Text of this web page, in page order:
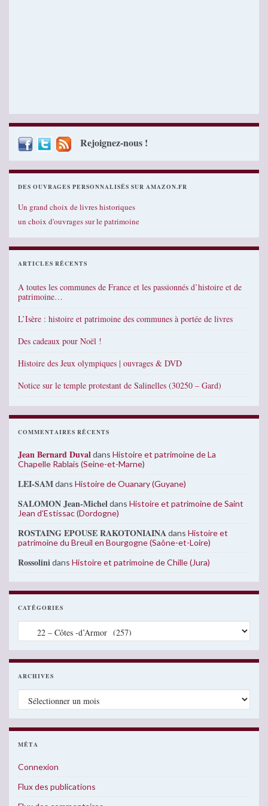
Rejoignez-nous !
DES OUVRAGES PERSONNALISÉS SUR AMAZON.FR
Un grand choix de livres historiques
un choix d'ouvrages sur le patrimoine
ARTICLES RÉCENTS
A toutes les communes de France et les passionnés d’histoire et de
patrimoine…
L’Isère : histoire et patrimoine des communes à portée de livres
Des cadeaux pour Noël !
Histoire des Jeux olympiques | ouvrages & DVD
Notice sur le temple protestant de Salinelles (30250 – Gard)
COMMENTAIRES RÉCENTS
Jean Bernard Duvaldans Histoire et patrimoine de La
Chapelle Rablais (Seine-et-Marne)
LEI-SAMdans Histoire de Ouanary (Guyane)
SALOMON Jean-Micheldans Histoire et patrimoine de Saint
Jean d’Estissac (Dordogne)
ROSTAING EPOUSE RAKOTONIAINAdans Histoire et
patrimoine du Breuil en Bourgogne (Saône-et-Loire)
Rossolinidans Histoire et patrimoine de Chille (Jura)
CATÉGORIES
Catégories
ARCHIVES
Archives
MÉTA
Connexion
Flux des publications